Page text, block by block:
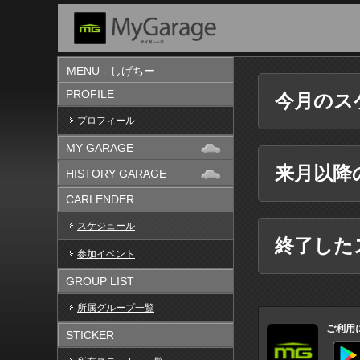
MENU - しげちー
PROFILE
プロフィール
MY GARAGE
HISTORY GARAGE
CARLENDER
スケジュール
参加イベント
GROUP LIST
所属グループ一覧
STICKER
今月のス
来月以降
終了した
ご利用